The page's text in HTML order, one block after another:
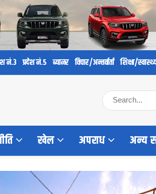
नं.३ प्रदेश नं.५ ब्यानर विचार/अन्तर्वार्ता शिक्षा/
खेल अपराध अन्य